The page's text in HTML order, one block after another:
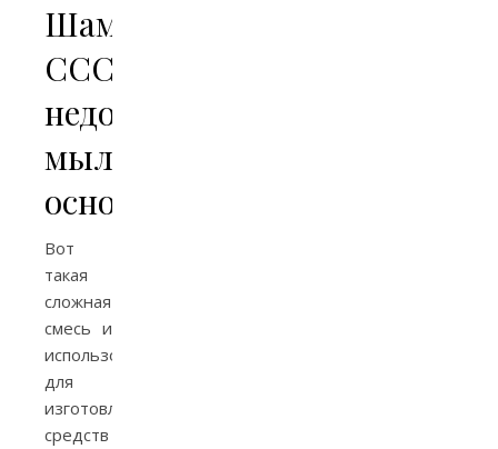
Шампуни
СССР:
недостатки
мыльной
основы
Вот
такая
сложная
смесь и
использовалась
для
изготовления
средств